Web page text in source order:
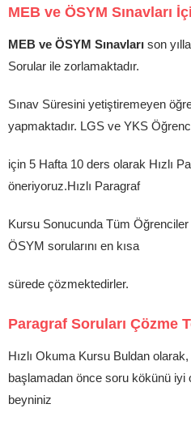
MEB ve ÖSYM Sınavları
MEB ve ÖSYM Sınavları son
Sorular ile zorlamaktadır.
Sınav Süresini yetiştiremeyen
yapmaktadır. LGS ve YKS
için 5 Hafta 10 ders olarak Hızlı
öneriyoruz.Hızlı Paragraf
Kursu Sonucunda Tüm
ÖSYM sorularını en kısa
sürede çözmektedirler.
Paragraf Soruları Çözme
Hızlı Okuma Kursu Buldan
başlamadan önce soru kökünü iyi
beyniniz